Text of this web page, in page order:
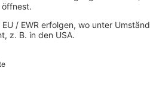
Alle präsentierten
04.07.2025 | Rastatt, Open Air